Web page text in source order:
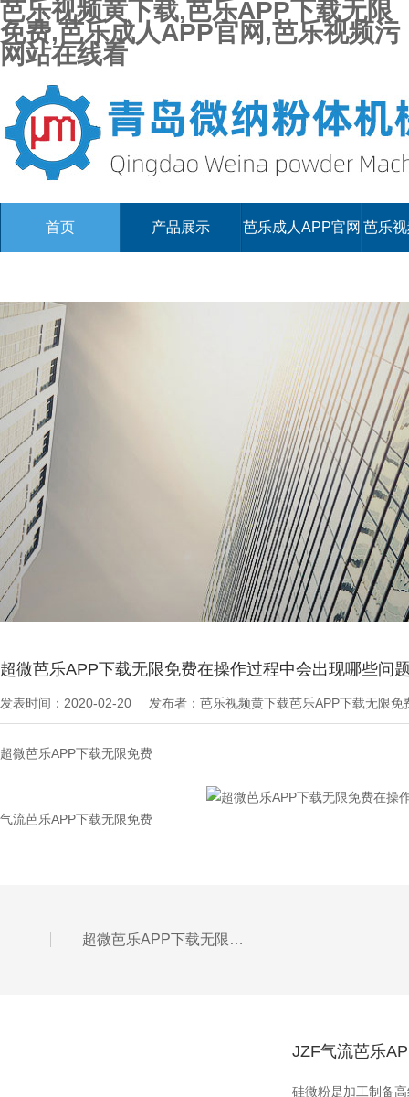
芭乐视频黄下载,芭乐APP下载无限
免费,芭乐成人APP官网,芭乐视频污
网站在线看
首页 产品展示 芭乐成人APP官网 芭乐
芭乐APP下载无限免费文章>最新资讯
超微芭乐APP下载无限免费在操作过程中会出现哪些问题
发表时间：2020-02-20 发布者：芭乐视频黄下载芭乐APP下载无限
超微芭乐APP下载无限免费
气流芭乐APP下载无限免费
超微芭乐APP下载无限免费在操控时要做到四个方面
JZF气流芭乐
硅微粉是加工制备高